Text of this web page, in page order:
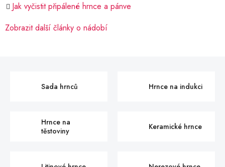
Jak vyčistit připálené hrnce a pánve
Zobrazit další články o nádobí
Sada hrnců Hrnce na indukci
Hrnce na
těstoviny
Keramické hrnce